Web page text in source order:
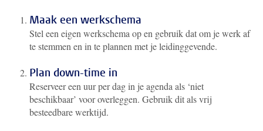
Maak een werkschema
Stel een eigen werkschema op en gebruik dat om je werk af
te stemmen en in te plannen met je leidinggevende.
Plan down-time in
Reserveer een uur per dag in je agenda als ‘niet
beschikbaar’ voor overleggen. Gebruik dit als vrij
besteedbare werktijd.